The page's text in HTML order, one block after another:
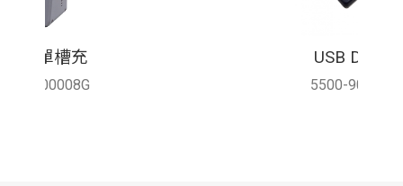
單槽充
900008G
USB Dongle
5500-